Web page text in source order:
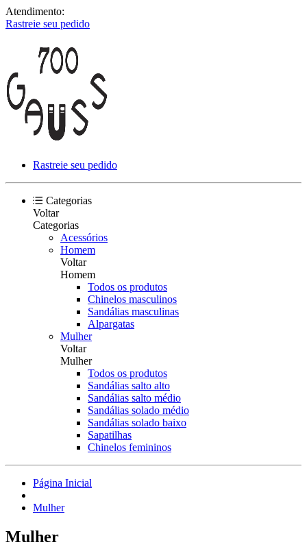
Atendimento:
Rastreie seu pedido
Rastreie seu pedido
Categorias
Voltar
Categorias
Acessórios
Homem
Voltar
Homem
Todos os produtos
Chinelos masculinos
Sandálias masculinas
Alpargatas
Mulher
Voltar
Mulher
Todos os produtos
Sandálias salto alto
Sandálias salto médio
Sandálias solado médio
Sandálias solado baixo
Sapatilhas
Chinelos femininos
Página Inicial
Mulher
Mulher